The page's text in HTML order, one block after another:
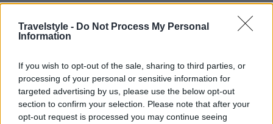
Travelstyle - Do Not Process My Personal
Information
If you wish to opt-out of the sale, sharing to third parties, or
processing of your personal or sensitive information for
targeted advertising by us, please use the below opt-out
section to confirm your selection. Please note that after your
opt-out request is processed you may continue seeing
Travelstyle Team